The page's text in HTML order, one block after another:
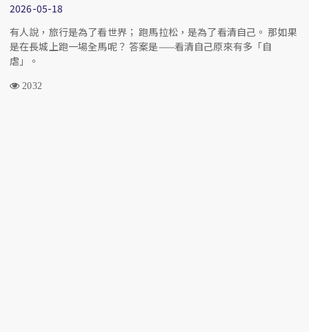
2026-05-18
有人說，旅行是為了看世界； 跑馬拉松，是為了看清自己。 那如果
是在長城上跑一場全馬呢？ 答案是——看清自己原來有多「自
虐」。
2032